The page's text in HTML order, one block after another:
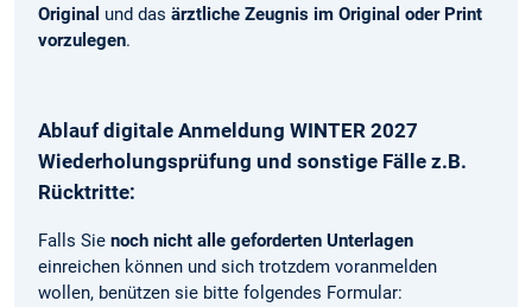
Original und das ärztliche Zeugnis im Original oder Print
vorzulegen.
Ablauf digitale Anmeldung WINTER 2027
Wiederholungsprüfung und sonstige Fälle z.B.
Rücktritte:
Falls Sie noch nicht alle geforderten Unterlagen
einreichen können und sich trotzdem voranmelden
wollen, benützen sie bitte folgendes Formular: